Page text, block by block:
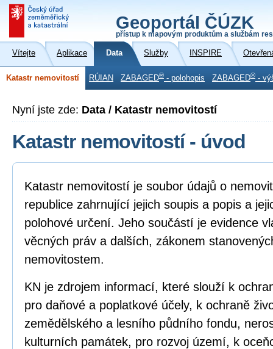
Geoportál ČÚZK
přístup k mapovým produktům a službám
Vítejte Aplikace Data Služby INSPIRE
Katastr nemovitostí RÚIAN ZABAGED® - polohopis ZABAGED® -
Nyní jste zde: Data / Katastr nemovitostí
Katastr nemovitostí - úvod
Katastr nemovitostí je soubor údajů o
republice zahrnující jejich soupis a popis a
polohové určení. Jeho součástí je evidence
věcných práv a dalších, zákonem
nemovitostem.
KN je zdrojem informací, které slouží k
pro daňové a poplatkové účely, k ochraně
zemědělského a lesního půdního fondu,
kulturních památek, pro rozvoj území, k